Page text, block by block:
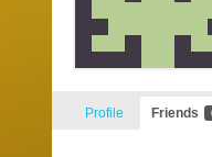
Profile Friends